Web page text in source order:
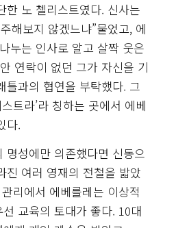
한 노 첼리스트였다. 신사는
해보지 않겠느냐”물었고, 에
누는 인사로 알고 살짝 웃은
연락이 없던 그가 자신을 기
틀과의 협연을 부탁했다. 그
트라’라 칭하는 곳에서 에베
다.
명성에만 의존했다면 신동으
진 여러 영재의 전철을 밟았
리에서 에베를레는 이상적
교육의 토대가 좋다. 10대